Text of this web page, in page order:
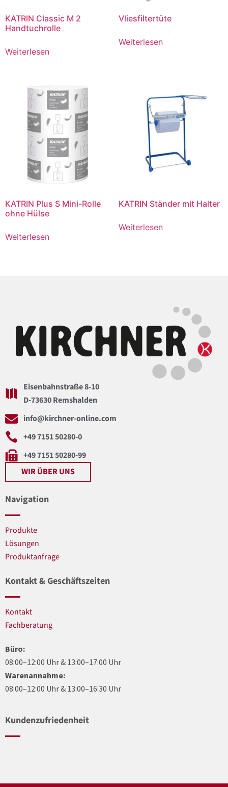
KATRIN Classic M 2
Handtuchrolle
Weiterlesen
Vliesfiltertüte
Weiterlesen
KATRIN Plus S Mini-Rolle
ohne Hülse
Weiterlesen
KATRIN Ständer mit Halter
Weiterlesen
Eisenbahnstraße 8-10
D-73630 Remshalden
info@kirchner-online.com
+49 7151 50280-0
+49 7151 50280-99
WIR ÜBER UNS
Navigation
Produkte
Lösungen
Produktanfrage
Kontakt & Geschäftszeiten
Kontakt
Fachberatung
Büro:
08:00–12:00 Uhr & 13:00–17:00 Uhr
Warenannahme:
08:00–12:00 Uhr & 13:00–16:30 Uhr
Kundenzufriedenheit